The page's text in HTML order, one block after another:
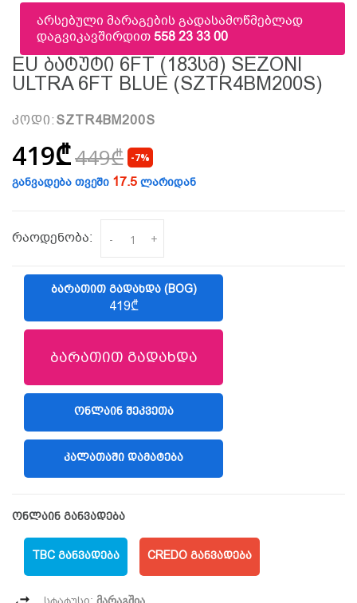
არსებული მარაგების გადასამოწმებლად
დაგვიკავშირდით558 23 33 00
EU Ბატუტი 6FT (183სმ) SEZONI
ULTRA 6FT BLUE (SZTR4BM200S)
კოდი: SZTR4BM200S
419₾449₾ -7%
განვადება თვეში 17.5 ლარიდან
რაოდენობა: - +
ᲑᲐᲠᲐᲗᲘᲗ ᲒᲐᲓᲐᲮᲓᲐ (BOG)
419₾
ბარათით გადახდა
(LIBERTY)
ᲝᲜᲚᲐᲘᲜ ᲨᲔᲙᲕᲔᲗᲐ
ᲙᲐᲚᲐᲗᲐᲨᲘ ᲓᲐᲛᲐᲢᲔᲑᲐ
ონლაინ განვადება
TBC ᲒᲐᲜᲕᲐᲓᲔᲑᲐ CREDO ᲒᲐᲜᲕᲐᲓᲔᲑᲐ